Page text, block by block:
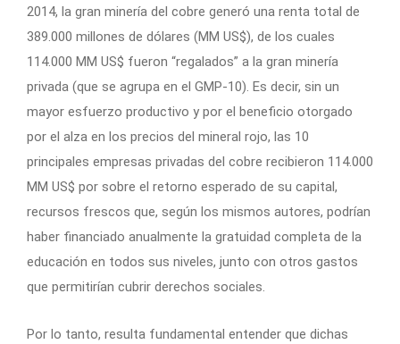
2014, la gran minería del cobre generó una renta total de
389.000 millones de dólares (MM US$), de los cuales
114.000 MM US$ fueron “regalados” a la gran minería
privada (que se agrupa en el GMP-10). Es decir, sin un
mayor esfuerzo productivo y por el beneficio otorgado
por el alza en los precios del mineral rojo, las 10
principales empresas privadas del cobre recibieron 114.000
MM US$ por sobre el retorno esperado de su capital,
recursos frescos que, según los mismos autores, podrían
haber financiado anualmente la gratuidad completa de la
educación en todos sus niveles, junto con otros gastos
que permitirían cubrir derechos sociales.
Por lo tanto, resulta fundamental entender que dichas